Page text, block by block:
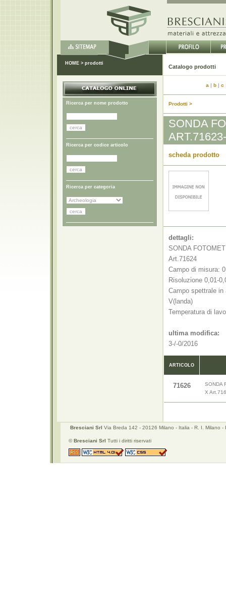
HOME > prodotti
Ricerca per nome prodotto
Ricerca per codice articolo
Ricerca per categoria
a | b | c
Prodotti >
SONDA
scheda prodotto
dettagli:
SONDA
Art.71624
Campo di misura:
Risoluzione 0,01-
Campo spettrale
V(landa)
Temperatura di
ultima modifica:
3-/-0/2016
ARTICOLO
71626
SONDA
X
Bresciani Srl Via Breda 142 - 20126 Milano - Italia - R. I. Milano
©Bresciani Srl Tutti i diritti riservati